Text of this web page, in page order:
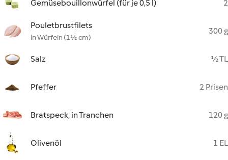
Gemüsebouillonwürfel (für je 0,5 l) 2
Pouletbrustfilets
in Würfeln (1½ cm)
300 g
Salz ½ TL
Pfeffer 2 Prisen
Bratspeck, in Tranchen 120 g
Olivenöl 1 EL